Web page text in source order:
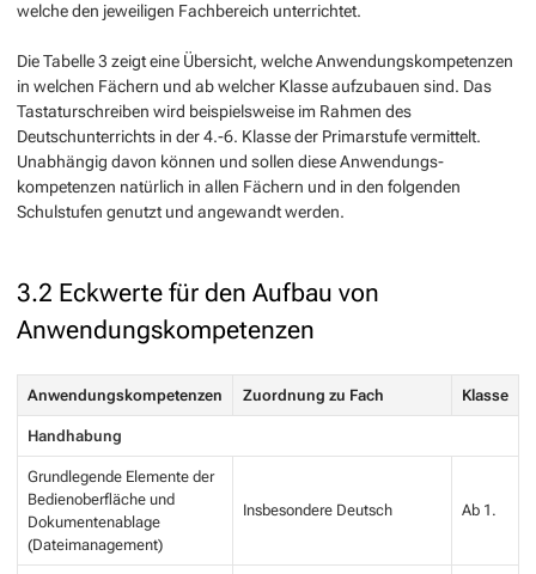
welche den jeweiligen Fachbereich unterrichtet.
Die Tabelle 3 zeigt eine Übersicht, welche Anwendungskompetenzen
in welchen Fächern und ab welcher Klasse aufzubauen sind. Das
Tastaturschreiben wird beispielsweise im Rahmen des
Deutschunterrichts in der 4.-6. Klasse der Primarstufe vermittelt.
Unabhängig davon können und sollen diese Anwendungs-
kompetenzen natürlich in allen Fächern und in den folgenden
Schulstufen genutzt und angewandt werden.
3.2 Eckwerte für den Aufbau von
Anwendungskompetenzen
Anwendungskompetenzen Zuordnung zu Fach Klasse
Handhabung
Grundlegende Elemente der
Bedienoberfläche und
Dokumentenablage
(Dateimanagement)
Insbesondere Deutsch Ab 1.